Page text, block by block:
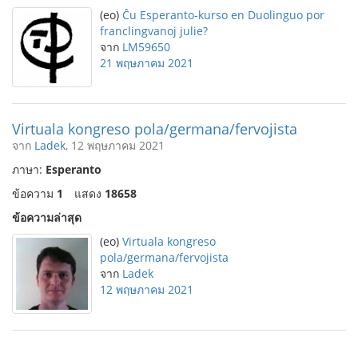
(eo) Ĉu Esperanto-kurso en Duolinguo por
franclingvanoj julie?
จาก LM59650
21 พฤษภาคม 2021
Virtuala kongreso pola/germana/fervojista
จาก Ladek, 12 พฤษภาคม 2021
ภาษา: Esperanto
ข้อความ 1 แสดง 18658
ข้อความล่าสุด
(eo) Virtuala kongreso
pola/germana/fervojista
จาก Ladek
12 พฤษภาคม 2021